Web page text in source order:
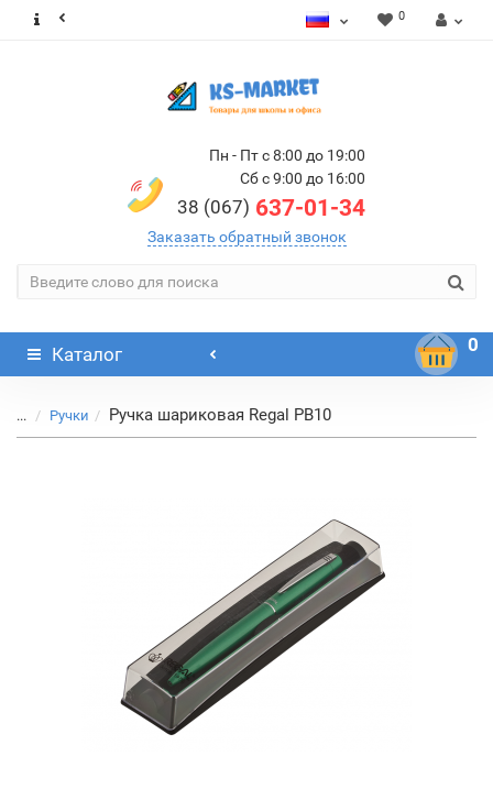
0
Пн - Пт с 8:00 до 19:00
Сб с 9:00 до 16:00
38 (067) 637-01-34
Заказать обратный звонок
Каталог 0
... Ручки Ручка шариковая Regal PB10